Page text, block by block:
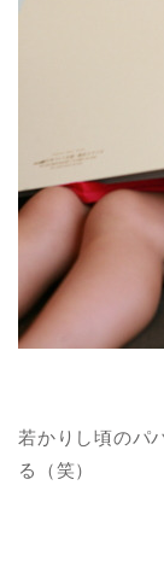
若かりし頃のパ
る（笑）